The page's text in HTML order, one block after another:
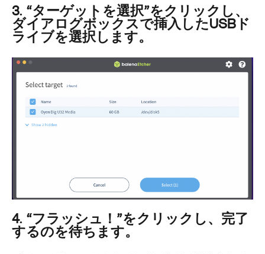
3. “ターゲットを選択”をクリックし、
ダイアログボックスで挿入したUSBド
ライブを選択します。
4. “フラッシュ！”をクリックし、完了
するのを待ちます。